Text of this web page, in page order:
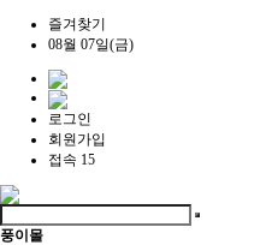
즐겨찾기
08월 07일(금)
로그인
회원가입
접속 15
풍이몰